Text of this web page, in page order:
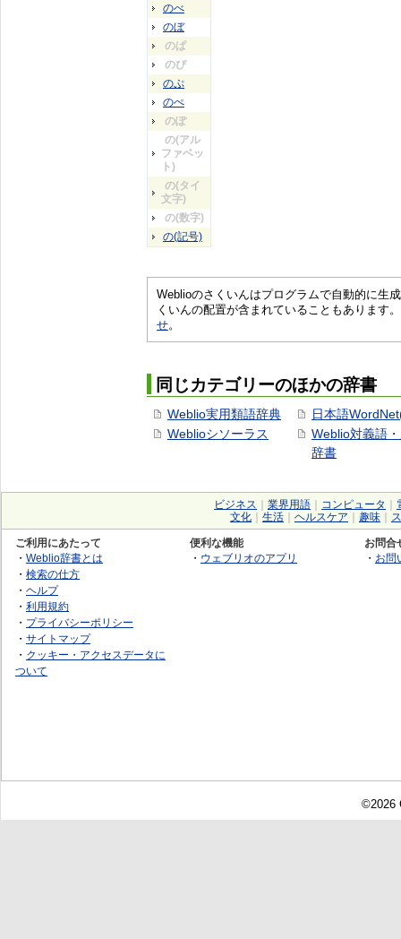
のべ
のぼ
のぱ
のぴ
のぷ
のぺ
のぽ
の(アル
ファベッ
ト)
の(タイ
文字)
の(数字)
の(記号)
Weblioのさくいんはプログラムで自動的に生
くいんの配置が含まれていることもあります
せ。
同じカテゴリーのほかの辞書
Weblio実用類語辞典
Weblioシソーラス
日本語
Weblio対義語
辞書
ビジネス 業界用語 コンピュータ
文化
生活 ヘルスケア 趣味
ご利用にあたって
・ Weblio辞書とは
・ 検索の仕方
・ ヘルプ
・ 利用規約
・ プライバシーポリシー
・ サイトマップ
・ クッキー・アクセスデータに
ついて
便利な機能
・ ウェブリオのアプリ
お問合
・ お問
©2026